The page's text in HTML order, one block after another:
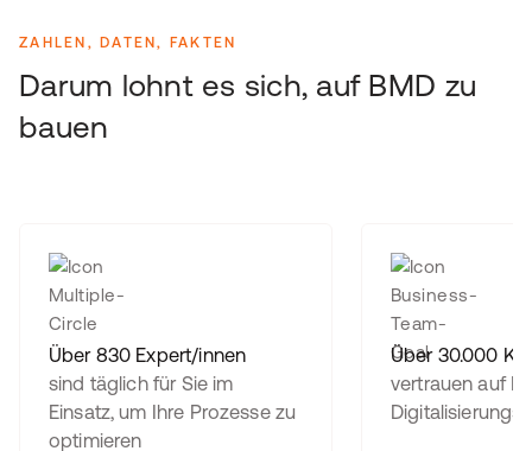
ZAHLEN, DATEN, FAKTEN
Darum lohnt es sich, auf BMD zu
bauen
Über 830 Expert/innen
sind täglich für Sie im
Einsatz, um Ihre Prozesse zu
optimieren
Über 30.000
vertrauen auf